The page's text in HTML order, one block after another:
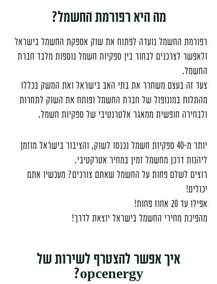
מה היא רפורמת החשמל?
רפורמת החשמל נועדה לפתוח את שוק אספקת החשמל בישראל
ולאפשר לצרכנים לבחור בין ספקיות חשמל נוספות מלבד חברת
החשמל.
צעד זה בעצם משחרר את בתי האב בישראל ואת המשק בכללו
מהתלות במונופול של חברת החשמל ופותח את השוק לתחרות
ולבחירה חופשית ממאגר אלטרנטיבי של ספקיות חשמל.
יותר מ-40 ספקיות חשמל נכנסו לשוק, והציבור בישראל מוזמן
ליהנות דרכן מחשמל זמין במחיר אטרקטיבי.
רוצים לשלם פחות על החשמל שאתם צורכים? מעכשיו אתם
יכולים!
אפילו עד 20 אחוז פחות!
מהפיכת מחירי החשמל בישראל יוצאת לדרך!
איך אפשר להצטרף לשירות של
opcenergy?